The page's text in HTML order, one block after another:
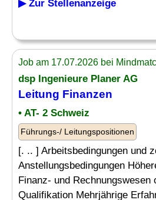
▶ Zur Stellenanzeige
Job am 17.07.2026 bei
dsp Ingenieure Planer AG
Leitung Finanzen
• AT- 2 Schweiz
Führungs-/ Leitungspositionen
[. .. ] Arbeitsbedingungen und
Anstellungsbedingungen
Finanz- und Rechnungswesen
Qualifikation Mehrjährige